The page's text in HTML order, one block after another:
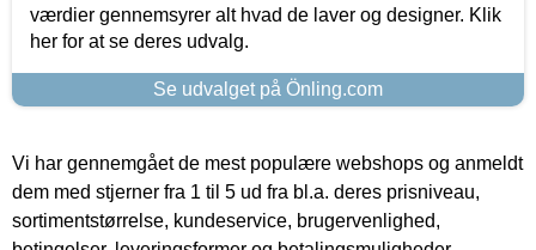
værdier gennemsyrer alt hvad de laver og designer. Klik
her for at se deres udvalg.
Se udvalget på Önling.com
Vi har gennemgået de mest populære webshops og anmeldt
dem med stjerner fra 1 til 5 ud fra bl.a. deres prisniveau,
sortimentstørrelse, kundeservice, brugervenlighed,